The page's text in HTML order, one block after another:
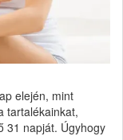
elején, mint
tartalékainkat,
31 napját. Úgyhogy